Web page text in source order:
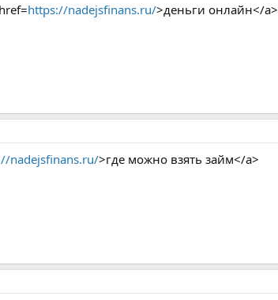
https://nadejsfinans.ru/>деньги онлайн</a>
nadejsfinans.ru/>где можно взять займ</a>